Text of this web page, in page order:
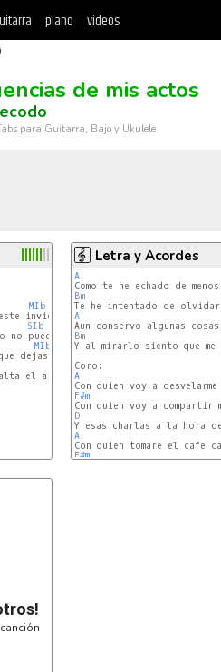
piano videos
de mis actos
para Guitarra, Bajo y Ukulele
MIb
invierno
SIb
puedo
MIb
dejaste
el aire
Letra y Acordes
A
Bm
A
Bm
Y al mirarlo siento que
A
F#m
D
A
F#m